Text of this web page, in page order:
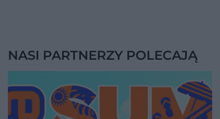
NASI PARTNERZY POLECAJĄ